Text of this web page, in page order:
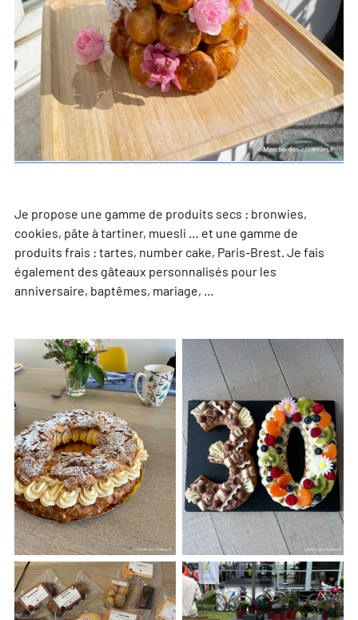
Je propose une gamme de produits secs : bronwies,
cookies, pâte à tartiner, muesli … et une gamme de
produits frais : tartes, number cake, Paris-Brest. Je fais
également des gâteaux personnalisés pour les
anniversaire, baptêmes, mariage, …